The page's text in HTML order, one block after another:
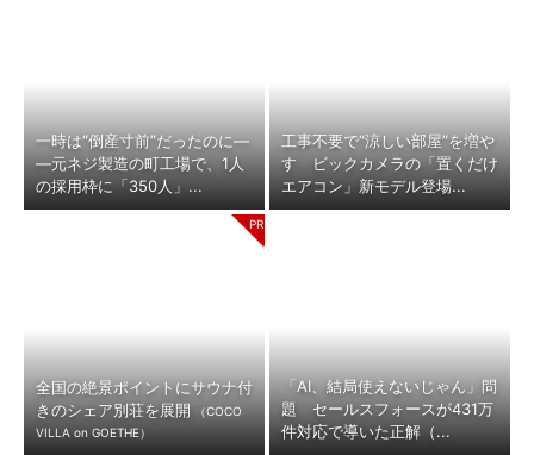
一時は“倒産寸前”だったのに―
―元ネジ製造の町工場で、1人
の採用枠に「350人」...
工事不要で“涼しい部屋”を増や
す ビックカメラの「置くだけ
エアコン」新モデル登場...
全国の絶景ポイントにサウナ付
きのシェア別荘を展開
（COCO
VILLA on GOETHE）
「AI、結局使えないじゃん」問
題 セールスフォースが431万
件対応で導いた正解（...